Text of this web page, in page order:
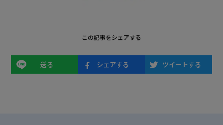
この記事をシェアする
送る シェアする ツイートする